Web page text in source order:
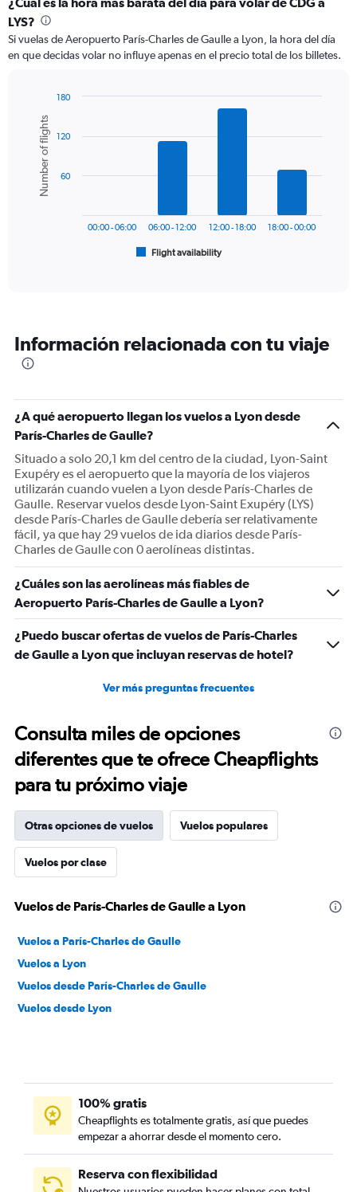
Range:
12
categories.
The
axis
displaying
values.
Range:
LYS?
Si vuelas de Aeropuerto París-Charles de Gaulle a Lyon, la hora del día
en que decidas volar no influye apenas en el precio total de los billetes.
chart
with
bars.
The
categories.
The
Y
axis
displaying
Number
of
flights.
Range:
0
to
180.
Chart
graphic.
Number of flights
Flight availability
00:00 - 06:00 06:00 - 12:00 12:00 - 18:00 18:00 - 00:00
60
120
180
Información relacionada con tu viaje
¿A qué aeropuerto llegan los vuelos a Lyon desde
París-Charles de Gaulle?
Situado a solo 20,1 km del centro de la ciudad, Lyon-Saint
Exupéry es el aeropuerto que la mayoría de los viajeros
utilizarán cuando vuelen a Lyon desde París-Charles de
Gaulle. Reservar vuelos desde Lyon-Saint Exupéry (LYS)
desde París-Charles de Gaulle debería ser relativamente
fácil, ya que hay 29 vuelos de ida diarios desde París-
Charles de Gaulle con 0 aerolíneas distintas.
¿Cuáles son las aerolíneas más fiables de
Aeropuerto París-Charles de Gaulle a Lyon?
¿Puedo buscar ofertas de vuelos de París-Charles
de Gaulle a Lyon que incluyan reservas de hotel?
Ver más preguntas frecuentes
Consulta miles de opciones
diferentes que te ofrece Cheapflights
para tu próximo viaje
Otras opciones de vuelos Vuelos populares
Vuelos por clase
Vuelos de París-Charles de Gaulle a Lyon
Vuelos a París-Charles de Gaulle
Vuelos a Lyon
Vuelos desde París-Charles de Gaulle
Vuelos desde Lyon
100% gratis
Cheapflights es totalmente gratis, así que puedes
empezar a ahorrar desde el momento cero.
Reserva con flexibilidad